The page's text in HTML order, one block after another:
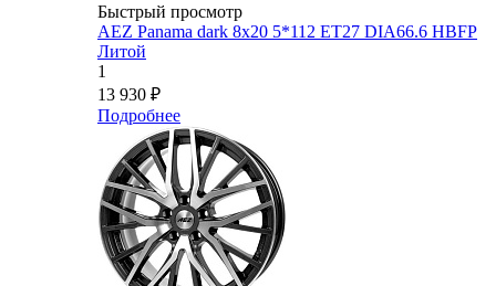
Быстрый просмотр
AEZ Panama dark 8x20 5*112 ET27 DIA66.6 HBFP
Литой
1
13 930 ₽
Подробнее